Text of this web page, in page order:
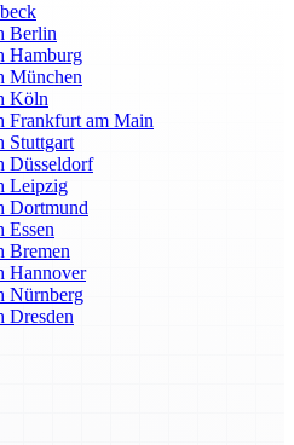
Berlin
Hamburg
München
Köln
Frankfurt am Main
Stuttgart
Düsseldorf
Leipzig
Dortmund
Essen
Bremen
Hannover
Nürnberg
Dresden